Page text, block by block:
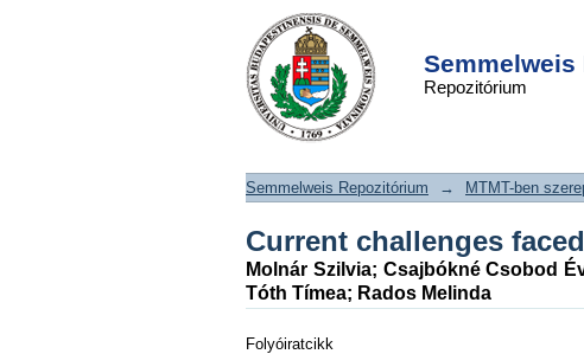
Repozitórium
Current challenges
catering
DSpace/Manakin Repository
Semmelweis Repozitórium → MTMT-ben
Current challenges
Molnár Szilvia; Csajbókné Csobod
Tóth Tímea; Rados Melinda
Folyóiratcikk